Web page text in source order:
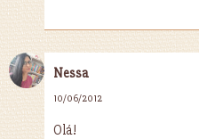
Nessa
10/06/2012
Olá!